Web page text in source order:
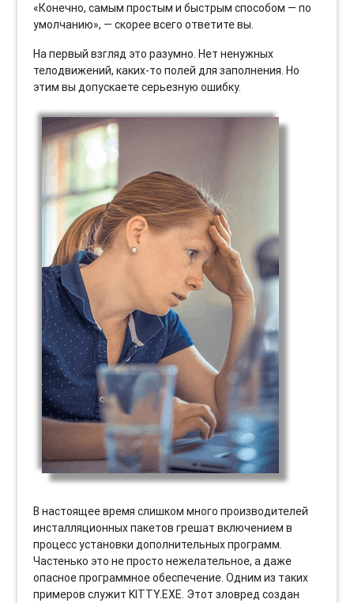
«Конечно, самым простым и быстрым способом — по
умолчанию», — скорее всего ответите вы.
На первый взгляд это разумно. Нет ненужных
телодвижений, каких-то полей для заполнения. Но
этим вы допускаете серьезную ошибку.
В настоящее время слишком много производителей
инсталляционных пакетов грешат включением в
процесс установки дополнительных программ.
Частенько это не просто нежелательное, а даже
опасное программное обеспечение. Одним из таких
примеров служит KITTY.EXE. Этот зловред создан